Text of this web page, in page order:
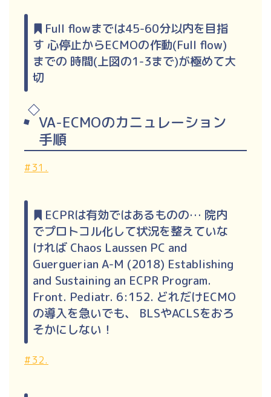
Full flowまでは45-60分以内を目指
す 心停止からECMOの作動(Full flow)
までの 時間(上図の1-3まで)が極めて大
切
VA-ECMOのカニュレーション
手順
#31.
ECPRは有効ではあるものの… 院内
でプロトコル化して状況を整えていな
ければ Chaos Laussen PC and
Guerguerian A-M (2018) Establishing
and Sustaining an ECPR Program.
Front. Pediatr. 6:152. どれだけECMO
の導入を急いでも、 BLSやACLSをおろ
そかにしない！
#32.